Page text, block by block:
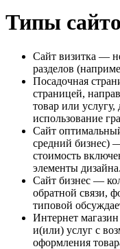
Типы
Сайт визитка —
разделов
Посадочная
страницей,
товар или
использование
Сайт
средний бизнес)
стоимость
элементы дизайна.
Сайт бизнес —
обратной связи,
типовой
Интернет
и(или) услуг с
оформления